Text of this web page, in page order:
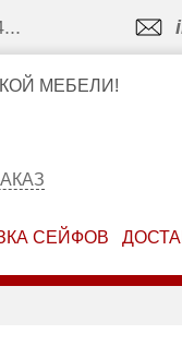
МЕБЕЛИ!
СЕЙФОВ